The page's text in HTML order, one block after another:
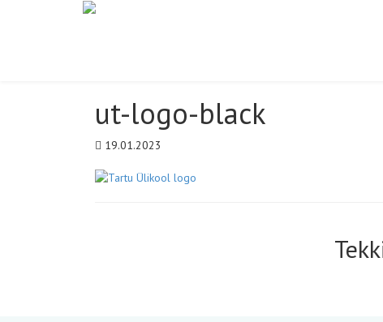
ut-logo-black
19.01.2023